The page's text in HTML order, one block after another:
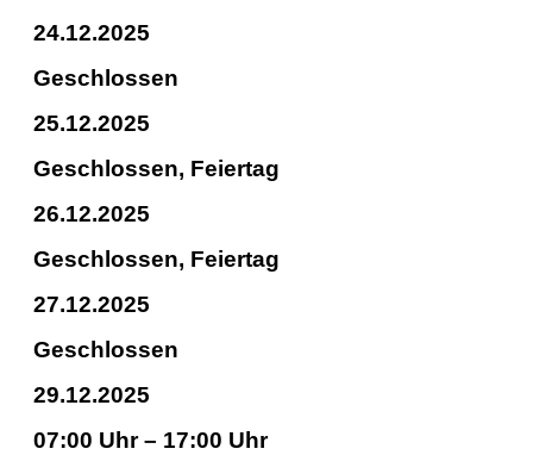
24.12.2025
Geschlossen
25.12.2025
Geschlossen, Feiertag
26.12.2025
Geschlossen, Feiertag
27.12.2025
Geschlossen
29.12.2025
07:00 Uhr – 17:00 Uhr